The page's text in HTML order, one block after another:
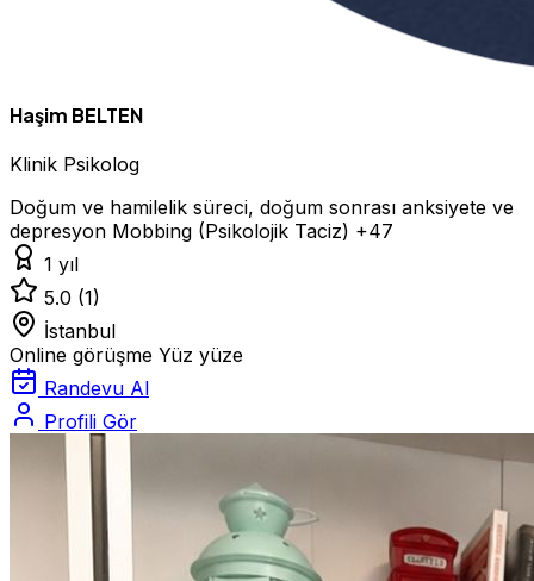
Haşim BELTEN
Klinik Psikolog
Doğum ve hamilelik süreci, doğum sonrası anksiyete ve
depresyon Mobbing (Psikolojik Taciz) +47
1 yıl
5.0 (1)
İstanbul
Online görüşme Yüz yüze
Randevu Al
Profili Gör